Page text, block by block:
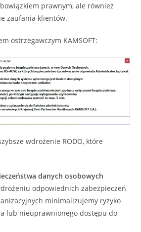
prawnym, ale również
zaufania klientów.
ostrzegawczym KAMSOFT:
wdrożenie RODO, które
danych osobowych
odpowiednich zabezpieczeń
minimalizujemy ryzyko
lub nieuprawnionego dostępu do